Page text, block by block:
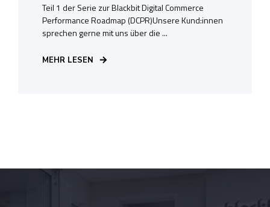
Teil 1 der Serie zur Blackbit Digital Commerce
Performance Roadmap (DCPR)Unsere Kund:innen
sprechen gerne mit uns über die ...
MEHR LESEN